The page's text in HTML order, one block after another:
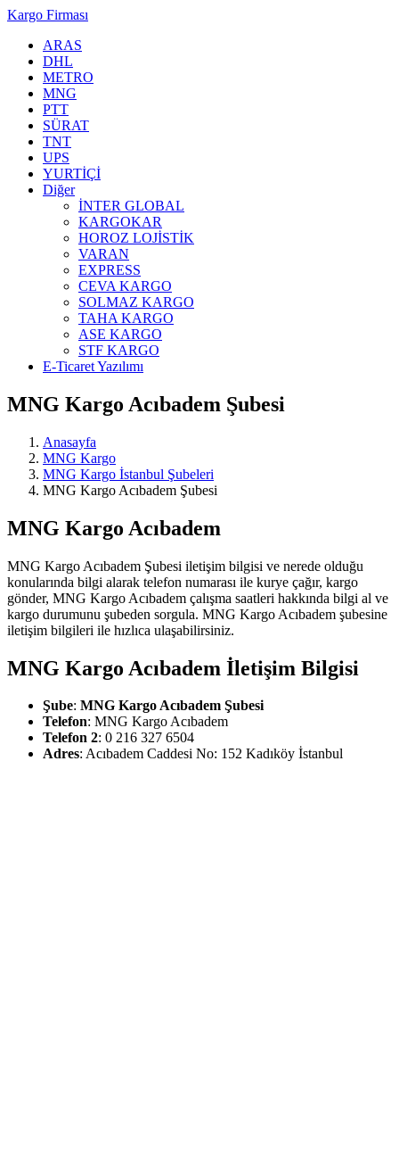
Kargo Firması
ARAS
DHL
METRO
MNG
PTT
SÜRAT
TNT
UPS
YURTİÇİ
Diğer
İNTER GLOBAL
KARGOKAR
HOROZ LOJİSTİK
VARAN
EXPRESS
CEVA KARGO
SOLMAZ KARGO
TAHA KARGO
ASE KARGO
STF KARGO
E-Ticaret Yazılımı
MNG Kargo Acıbadem Şubesi
Anasayfa
MNG Kargo
MNG Kargo İstanbul Şubeleri
MNG Kargo Acıbadem Şubesi
MNG Kargo Acıbadem
MNG Kargo Acıbadem Şubesi iletişim bilgisi ve nerede olduğu
konularında bilgi alarak telefon numarası ile kurye çağır, kargo
gönder, MNG Kargo Acıbadem çalışma saatleri hakkında bilgi al ve
kargo durumunu şubeden sorgula. MNG Kargo Acıbadem şubesine
iletişim bilgileri ile hızlıca ulaşabilirsiniz.
MNG Kargo Acıbadem İletişim Bilgisi
Şube: MNG Kargo Acıbadem Şubesi
Telefon: MNG Kargo Acıbadem
Telefon 2: 0 216 327 6504
Adres: Acıbadem Caddesi No: 152 Kadıköy İstanbul